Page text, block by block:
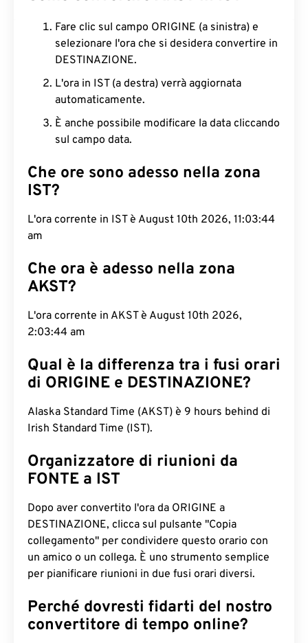
Fare clic sul campo ORIGINE (a sinistra) e
selezionare l'ora che si desidera convertire in
DESTINAZIONE.
L'ora in IST (a destra) verrà aggiornata
automaticamente.
È anche possibile modificare la data cliccando
sul campo data.
Che ore sono adesso nella zona
IST?
L'ora corrente in IST è August 10th 2026, 11:03:45
am
Che ora è adesso nella zona
AKST?
L'ora corrente in AKST è August 10th 2026,
2:03:45 am
Qual è la differenza tra i fusi orari
di ORIGINE e DESTINAZIONE?
Alaska Standard Time (AKST) è 9 hours behind di
Irish Standard Time (IST).
Organizzatore di riunioni da
FONTE a IST
Dopo aver convertito l'ora da ORIGINE a
DESTINAZIONE, clicca sul pulsante "Copia
collegamento" per condividere questo orario con
un amico o un collega. È uno strumento semplice
per pianificare riunioni in due fusi orari diversi.
Perché dovresti fidarti del nostro
convertitore di tempo online?